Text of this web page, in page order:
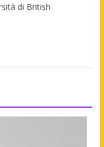
di British